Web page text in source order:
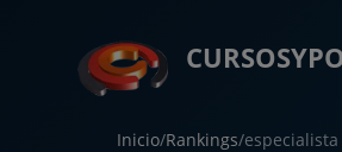
Inicio/Rankings/